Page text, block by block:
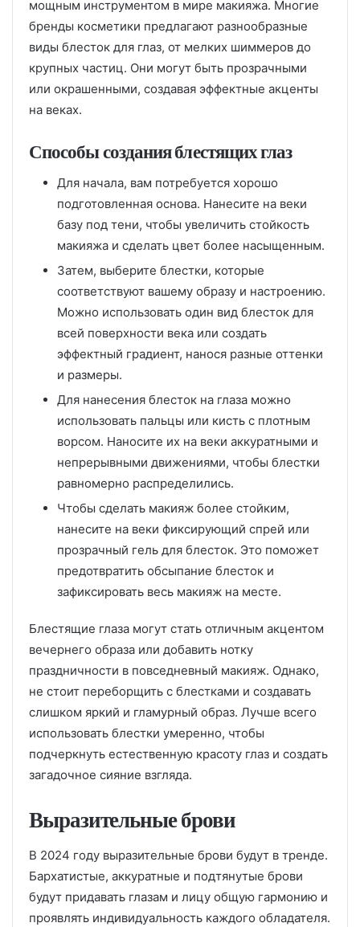
мощным инструментом в мире макияжа. Многие
бренды косметики предлагают разнообразные
виды блесток для глаз, от мелких шиммеров до
крупных частиц. Они могут быть прозрачными
или окрашенными, создавая эффектные акценты
на веках.
Способы создания блестящих глаз
Для начала, вам потребуется хорошо
подготовленная основа. Нанесите на веки
базу под тени, чтобы увеличить стойкость
макияжа и сделать цвет более насыщенным.
Затем, выберите блестки, которые
соответствуют вашему образу и настроению.
Можно использовать один вид блесток для
всей поверхности века или создать
эффектный градиент, нанося разные оттенки
и размеры.
Для нанесения блесток на глаза можно
использовать пальцы или кисть с плотным
ворсом. Наносите их на веки аккуратными и
непрерывными движениями, чтобы блестки
равномерно распределились.
Чтобы сделать макияж более стойким,
нанесите на веки фиксирующий спрей или
прозрачный гель для блесток. Это поможет
предотвратить обсыпание блесток и
зафиксировать весь макияж на месте.
Блестящие глаза могут стать отличным акцентом
вечернего образа или добавить нотку
праздничности в повседневный макияж. Однако,
не стоит переборщить с блестками и создавать
слишком яркий и гламурный образ. Лучше всего
использовать блестки умеренно, чтобы
подчеркнуть естественную красоту глаз и создать
загадочное сияние взгляда.
Выразительные брови
В 2024 году выразительные брови будут в тренде.
Бархатистые, аккуратные и подтянутые брови
будут придавать глазам и лицу общую гармонию и
проявлять индивидуальность каждого обладателя.